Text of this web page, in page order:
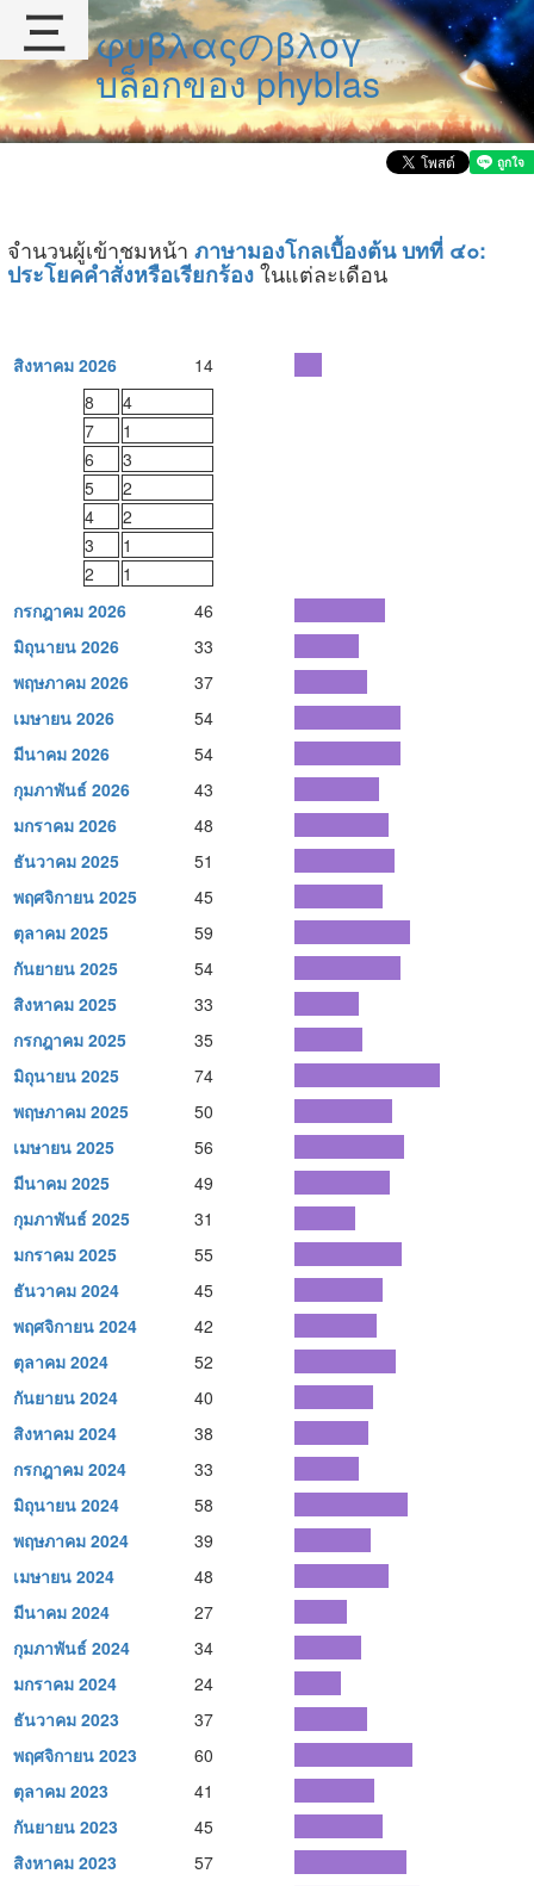
φυβλαςのβλογ
บล็อกของ phyblas
จำนวนผู้เข้าชมหน้า ภาษามองโกลเบื้องต้น บทที่ ๔๐:
ประโยคคำสั่งหรือเรียกร้องในแต่ละเดือน
สิงหาคม 2026
14
8
4
7
1
6
3
5
2
4
2
3
1
2
1
กรกฎาคม 2026
46
มิถุนายน 2026
33
พฤษภาคม 2026
37
เมษายน 2026
54
มีนาคม 2026
54
กุมภาพันธ์ 2026
43
มกราคม 2026
48
ธันวาคม 2025
51
พฤศจิกายน 2025
45
ตุลาคม 2025
59
กันยายน 2025
54
สิงหาคม 2025
33
กรกฎาคม 2025
35
มิถุนายน 2025
74
พฤษภาคม 2025
50
เมษายน 2025
56
มีนาคม 2025
49
กุมภาพันธ์ 2025
31
มกราคม 2025
55
ธันวาคม 2024
45
พฤศจิกายน 2024
42
ตุลาคม 2024
52
กันยายน 2024
40
สิงหาคม 2024
38
กรกฎาคม 2024
33
มิถุนายน 2024
58
พฤษภาคม 2024
39
เมษายน 2024
48
มีนาคม 2024
27
กุมภาพันธ์ 2024
34
มกราคม 2024
24
ธันวาคม 2023
37
พฤศจิกายน 2023
60
ตุลาคม 2023
41
กันยายน 2023
45
สิงหาคม 2023
57
三